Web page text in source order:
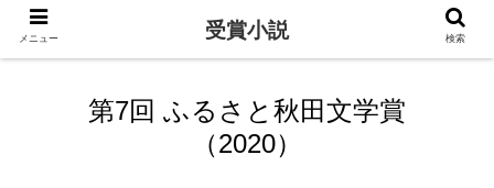
第7回 ふるさと秋田文学賞
（2020）
メニュー 受賞小説 検索